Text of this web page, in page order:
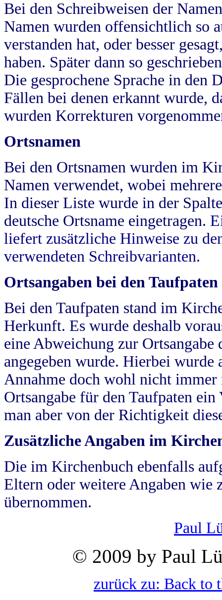
Bei den Schreibweisen der
Namen wurden offensichtlich so
verstanden hat, oder besser
haben. Später dann so
Die gesprochene Sprache in
Fällen bei denen erkannt wurde,
wurden Korrekturen
Ortsnamen
Bei den Ortsnamen wurden im
Namen verwendet, wobei
In dieser Liste wurde in der
deutsche Ortsname eingetragen.
liefert zusätzliche Hinweise zu
verwendeten Schreibvarianten.
Ortsangaben bei den Taufpaten
Bei den Taufpaten stand im
Herkunft. Es wurde deshalb
eine Abweichung zur
angegeben wurde. Hierbei wurde
Annahme doch wohl nicht
Ortsangabe für den Taufpaten
man aber von der Richtigkeit
Zusätzliche Angaben im
Die im Kirchenbuch ebenfalls
Eltern oder weitere Angaben wie
übernommen.
Paul
© 2009 by Paul
zurück zu: Back to